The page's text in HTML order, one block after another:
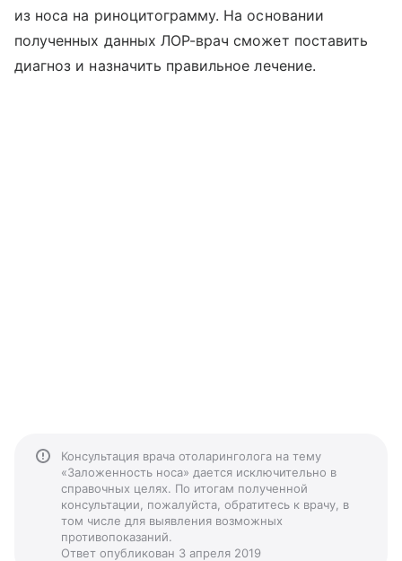
из носа на риноцитограмму. На основании
полученных данных ЛОР-врач сможет поставить
диагноз и назначить правильное лечение.
Консультация врача отоларинголога на тему
«Заложенность носа» дается исключительно в
справочных целях. По итогам полученной
консультации, пожалуйста, обратитесь к врачу, в
том числе для выявления возможных
противопоказаний.
Ответ опубликован 3 апреля 2019